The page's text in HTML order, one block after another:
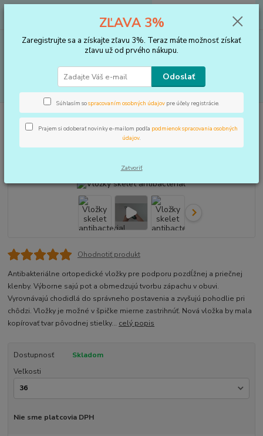
za0 €
Úvod VLOŽKY DO TOPÁNOK, KOREKTORY Vložky
Vložky skelet
antibacterial
Vložky skelet antibacterial
Ohodnotiť produkt
Antibakteriálne ortopedické vložky pre podporu pozdĺžnej a priečnej
klenby. Výborne sajú pot a obmedzujú tvorbu zápachu v obuvi.
Vyrovnávajú chodidlá do správneho postavenia a zvyšujú pohodlie pri
chôdzi. Vložky je možné v špičke mierne zastrihnúť. Nová vložka by mala
kopírovať tvar pôvodnej stielky... celý popis
Dostupnosť
Skladom
Veľkosti
Nie sme platcovia DPH
ZĽAVA 3%
Zaregistrujte sa a získajte zľavu 3%. Teraz máte možnosť získať
zľavu už od prvého nákupu.
Odoslať
Súhlasím sospracovaním osobných údajov pre účely registrácie.
Prajem si odoberať novinky e-mailom podľa podmienok spracovania osobných
údajov.
Zatvoriť